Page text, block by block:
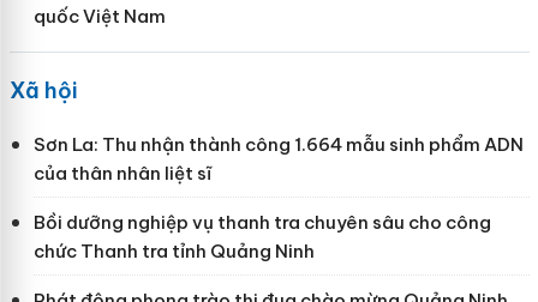
quốc Việt Nam
Xã hội
Sơn La: Thu nhận thành công 1.664 mẫu sinh phẩm ADN
của thân nhân liệt sĩ
Bồi dưỡng nghiệp vụ thanh tra chuyên sâu cho công
chức Thanh tra tỉnh Quảng Ninh